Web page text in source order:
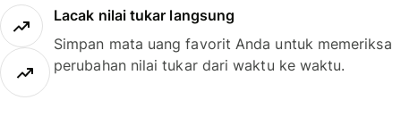
Lacak nilai tukar langsung
Simpan mata uang favorit Anda untuk memeriksa
perubahan nilai tukar dari waktu ke waktu.